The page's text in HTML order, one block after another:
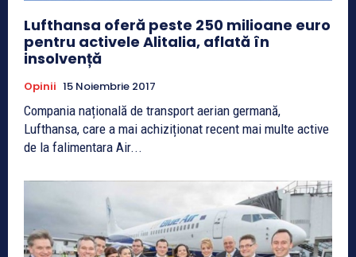
Lufthansa oferă peste 250 milioane euro
pentru activele Alitalia, aflată în
insolvență
Opinii 15 Noiembrie 2017
Compania națională de transport aerian germană,
Lufthansa, care a mai achiziționat recent mai multe active
de la falimentara Air...